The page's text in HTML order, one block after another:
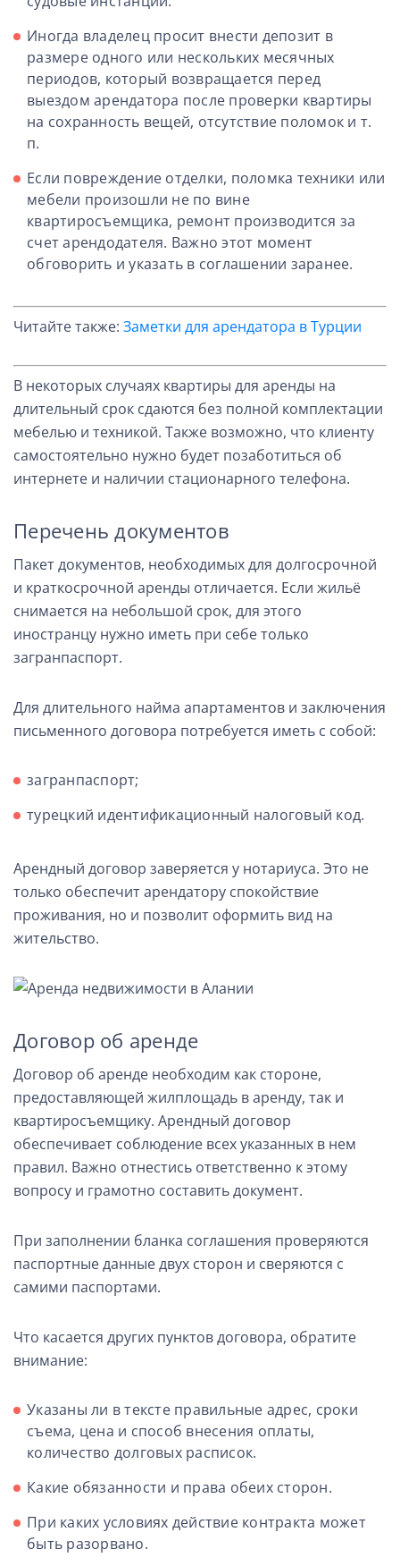
Иногда владелец просит внести депозит в
размере одного или нескольких месячных
периодов, который возвращается перед
выездом арендатора после проверки квартиры
на сохранность вещей, отсутствие поломок и т.
п.
Если повреждение отделки, поломка техники или
мебели произошли не по вине
квартиросъемщика, ремонт производится за
счет арендодателя. Важно этот момент
обговорить и указать в соглашении заранее.
Читайте также: Заметки для арендатора в Турции
В некоторых случаях квартиры для аренды на
длительный срок сдаются без полной комплектации
мебелью и техникой. Также возможно, что клиенту
самостоятельно нужно будет позаботиться об
интернете и наличии стационарного телефона.
Перечень документов
Пакет документов, необходимых для долгосрочной
и краткосрочной аренды отличается. Если жильё
снимается на небольшой срок, для этого
иностранцу нужно иметь при себе только
загранпаспорт.
Для длительного найма апартаментов и заключения
письменного договора потребуется иметь с собой:
загранпаспорт;
турецкий идентификационный налоговый код.
Арендный договор заверяется у нотариуса. Это не
только обеспечит арендатору спокойствие
проживания, но и позволит оформить вид на
жительство.
Договор об аренде
Договор об аренде необходим как стороне,
предоставляющей жилплощадь в аренду, так и
квартиросъемщику. Арендный договор
обеспечивает соблюдение всех указанных в нем
правил. Важно отнестись ответственно к этому
вопросу и грамотно составить документ.
При заполнении бланка соглашения проверяются
паспортные данные двух сторон и сверяются с
самими паспортами.
Что касается других пунктов договора, обратите
внимание:
Указаны ли в тексте правильные адрес, сроки
съема, цена и способ внесения оплаты,
количество долговых расписок.
Какие обязанности и права обеих сторон.
При каких условиях действие контракта может
быть разорвано.